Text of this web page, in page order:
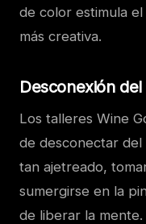
de color estimula
más creativa.
Desconexión del
Los talleres Wine
de desconectar del
tan ajetreado,
sumergirse en la
de liberar la